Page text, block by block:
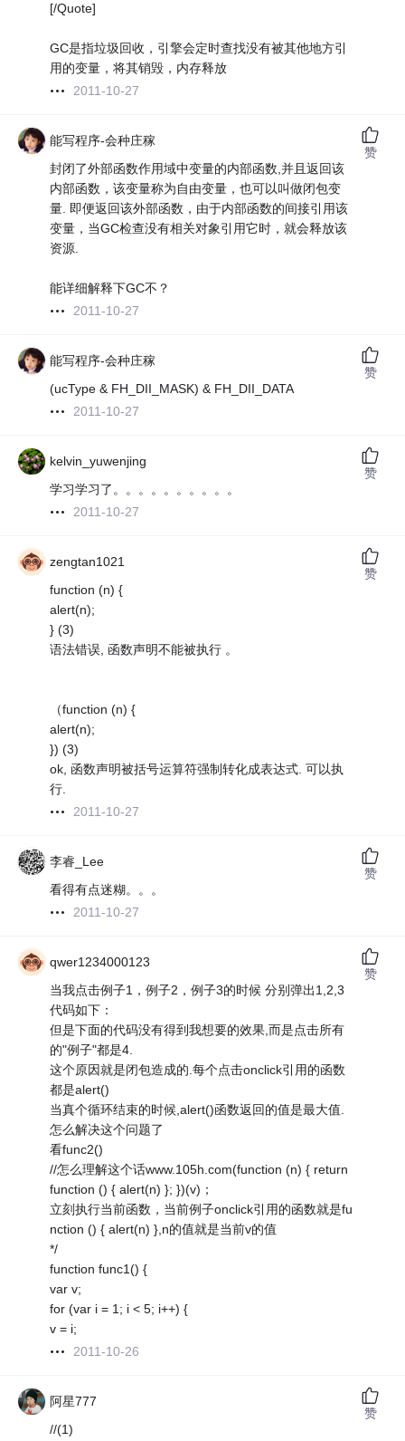
[/Quote]
GC是指垃圾回收，引擎会定时查找没有被其他地方引
用的变量，将其销毁，内存释放
2011-10-27
能写程序-会种庄稼
封闭了外部函数作用域中变量的内部函数,并且返回该
内部函数，该变量称为自由变量，也可以叫做闭包变
量. 即便返回该外部函数，由于内部函数的间接引用该
变量，当GC检查没有相关对象引用它时，就会释放该
资源.
能详细解释下GC不？
2011-10-27
赞
能写程序-会种庄稼
(ucType & FH_DII_MASK) & FH_DII_DATA
2011-10-27
赞
kelvin_yuwenjing
学习学习了。。。。。。。。。。
2011-10-27
赞
zengtan1021
function (n) {
alert(n);
} (3)
语法错误, 函数声明不能被执行 。
（function (n) {
alert(n);
}) (3)
ok, 函数声明被括号运算符强制转化成表达式. 可以执
行.
2011-10-27
赞
李睿_Lee
看得有点迷糊。。。
2011-10-27
赞
qwer1234000123
当我点击例子1，例子2，例子3的时候 分别弹出1,2,3
代码如下：
但是下面的代码没有得到我想要的效果,而是点击所有
的"例子"都是4.
这个原因就是闭包造成的.每个点击onclick引用的函数
都是alert()
当真个循环结束的时候,alert()函数返回的值是最大值.
怎么解决这个问题了
看func2()
//怎么理解这个话www.105h.com(function (n) { return
function () { alert(n) }; })(v)；
立刻执行当前函数，当前例子onclick引用的函数就是fu
nction () { alert(n) },n的值就是当前v的值
*/
function func1() {
var v;
for (var i = 1; i < 5; i++) {
v = i;
2011-10-26
赞
阿星777
//(1)
赞